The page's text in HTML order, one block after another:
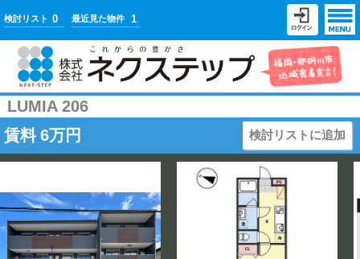
検討リスト 0 最近見た物件 1
LUMIA 206
賃料 6万円 検討リストに追加